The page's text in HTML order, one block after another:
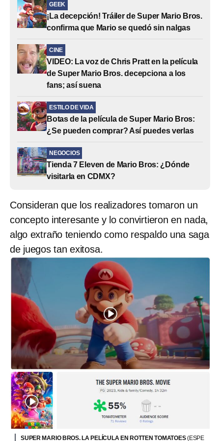
GEEK
¡La decepción! Tráiler de Super Mario Bros.
confirma que Mario se quedó sin nalgas
CINE
VIDEO: La voz de Chris Pratt en la película
de Super Mario Bros. decepciona a los
fans; así suena
ESTILO DE VIDA
Botas de la película de Super Mario Bros:
¿Se pueden comprar? Así puedes verlas
NEGOCIOS
Tienda 7 Eleven de Mario Bros: ¿Dónde
visitarla en CDMX?
Consideran que los realizadores tomaron un
concepto interesante y lo convirtieron en nada,
algo extraño teniendo como respaldo una saga
de juegos tan exitosa.
SUPER MARIO BROS. LA PELÍCULA EN ROTTEN TOMATOES(ESPE